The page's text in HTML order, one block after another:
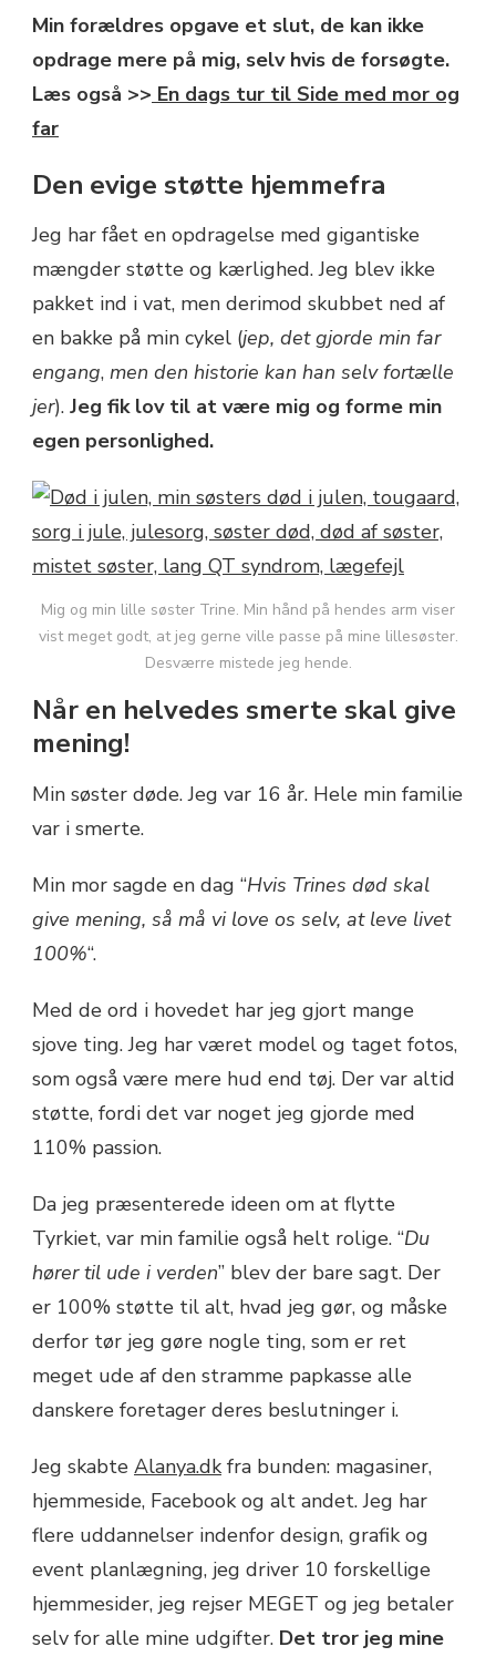
Min forældres opgave et slut, de kan ikke
opdrage mere på mig, selv hvis de forsøgte.
Læs også >> En dags tur til Side med mor og
far
Den evige støtte hjemmefra
Jeg har fået en opdragelse med gigantiske
mængder støtte og kærlighed. Jeg blev ikke
pakket ind i vat, men derimod skubbet ned af
en bakke på min cykel (jep, det gjorde min far
engang, men den historie kan han selv fortælle
jer). Jeg fik lov til at være mig og forme min
egen personlighed.
Mig og min lille søster Trine. Min hånd på hendes arm viser
vist meget godt, at jeg gerne ville passe på mine lillesøster.
Desværre mistede jeg hende.
Når en helvedes smerte skal give
mening!
Min søster døde. Jeg var 16 år. Hele min familie
var i smerte.
Min mor sagde en dag “Hvis Trines død skal
give mening, så må vi love os selv, at leve livet
100%“.
Med de ord i hovedet har jeg gjort mange
sjove ting. Jeg har været model og taget fotos,
som også være mere hud end tøj. Der var altid
støtte, fordi det var noget jeg gjorde med
110% passion.
Da jeg præsenterede ideen om at flytte
Tyrkiet, var min familie også helt rolige. “Du
hører til ude i verden” blev der bare sagt. Der
er 100% støtte til alt, hvad jeg gør, og måske
derfor tør jeg gøre nogle ting, som er ret
meget ude af den stramme papkasse alle
danskere foretager deres beslutninger i.
Jeg skabte Alanya.dk fra bunden: magasiner,
hjemmeside, Facebook og alt andet. Jeg har
flere uddannelser indenfor design, grafik og
event planlægning, jeg driver 10 forskellige
hjemmesider, jeg rejser MEGET og jeg betaler
selv for alle mine udgifter. Det tror jeg mine